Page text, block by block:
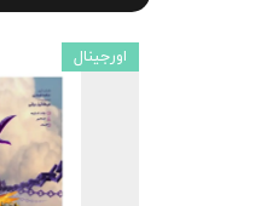
اورجینال